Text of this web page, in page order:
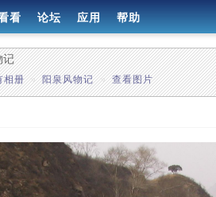
看 论坛 应用 帮助
记
相册 » 阳泉风物记 » 查看图片